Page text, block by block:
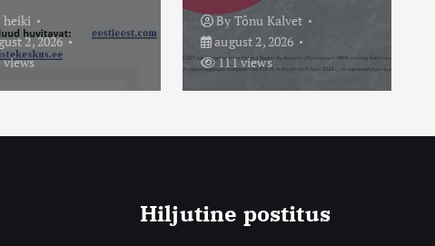
Tõnu Kalvet
2, 2026
views
By Tõnu Kalvet
august 6, 2026
27 views
Hiljutine postitus